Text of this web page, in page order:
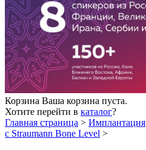
Корзина Ваша корзина пуста.
Хотите перейти в каталог?
Главная страница > Имплантация
с Straumann Bone Level >